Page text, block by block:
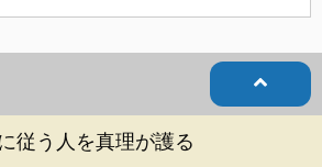
従う人を真理が護る